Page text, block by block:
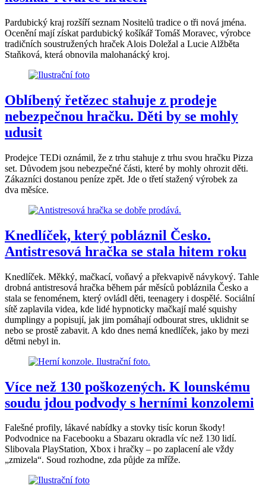
Pardubický kraj rozšíří seznam Nositelů tradice o tři nová jména.
Ocenění mají získat pardubický košíkář Tomáš Moravec, výrobce
tradičních soustružených hraček Alois Doležal a Lucie Alžběta
Staňková, která obnovila malohanácký kroj.
Oblíbený řetězec stahuje z prodeje
nebezpečnou hračku. Děti by se mohly
udusit
Prodejce TEDi oznámil, že z trhu stahuje z trhu svou hračku Pizza
set. Důvodem jsou nebezpečné části, které by mohly ohrozit děti.
Zákazníci dostanou peníze zpět. Jde o třetí stažený výrobek za
dva měsíce.
Knedlíček, který pobláznil Česko.
Antistresová hračka se stala hitem roku
Knedlíček. Měkký, mačkací, voňavý a překvapivě návykový. Tahle
drobná antistresová hračka během pár měsíců pobláznila Česko a
stala se fenoménem, který ovládl děti, teenagery i dospělé. Sociální
sítě zaplavila videa, kde lidé hypnoticky mačkají malé squishy
dumplingy a popisují, jak jim pomáhají odbourat stres, uklidnit se
nebo se prostě zabavit. A kdo dnes nemá knedlíček, jako by mezi
dětmi nebyl in.
Více než 130 poškozených. K lounskému
soudu jdou podvody s herními konzolemi
Falešné profily, lákavé nabídky a stovky tisíc korun škody!
Podvodnice na Facebooku a Sbazaru okradla víc než 130 lidí.
Slibovala PlayStation, Xbox i hračky – po zaplacení ale vždy
„zmizela“. Soud rozhodne, zda půjde za mříže.